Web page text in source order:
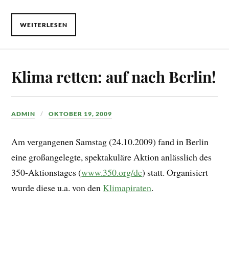
WEITERLESEN
Klima retten: auf nach Berlin!
ADMIN OKTOBER 19, 2009
Am vergangenen Samstag (24.10.2009) fand in Berlin
eine großangelegte, spektakuläre Aktion anlässlich des
350-Aktionstages (www.350.org/de) statt. Organisiert
wurde diese u.a. von denKlimapiraten.